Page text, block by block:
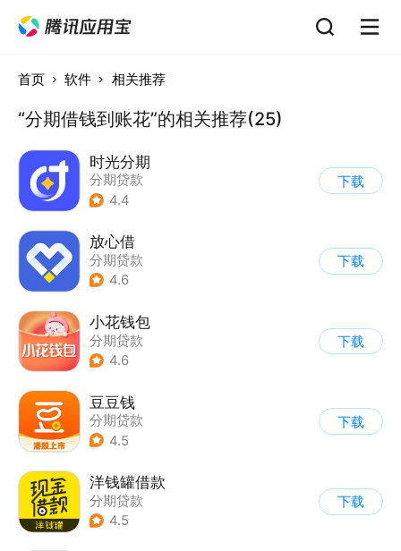
首页 软件 相关推荐
“分期借钱到账花”的相关推荐(25)
时光分期
分期贷款
4.4
下载
放心借
分期贷款
4.6
下载
小花钱包
分期贷款
4.6
下载
豆豆钱
分期贷款
4.5
下载
洋钱罐借款
分期贷款
4.5
下载